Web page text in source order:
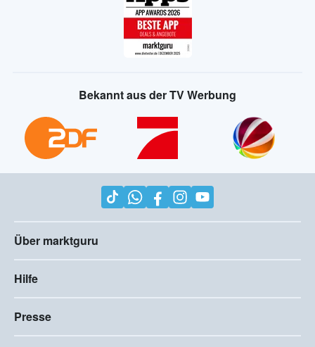
Bekannt aus der TV Werbung
Über marktguru
Hilfe
Presse